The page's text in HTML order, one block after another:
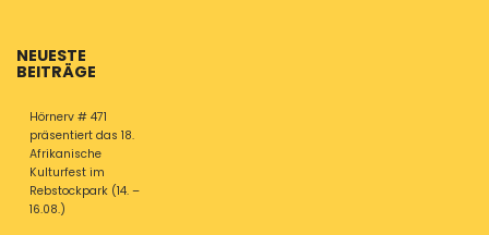
NEUESTE
BEITRÄGE
Hörnerv # 471
präsentiert das 18.
Afrikanische
Kulturfest im
Rebstockpark (14. –
16.08.)